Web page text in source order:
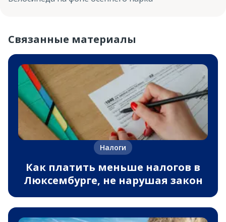
Связанные материалы
Налоги
Как платить меньше налогов в
Люксембурге, не нарушая закон